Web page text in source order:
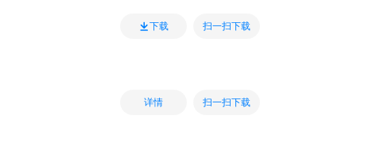
下载 扫一扫下载
详情 扫一扫下载